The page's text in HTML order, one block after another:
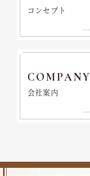
コンセプト
COMPANY
会社案内